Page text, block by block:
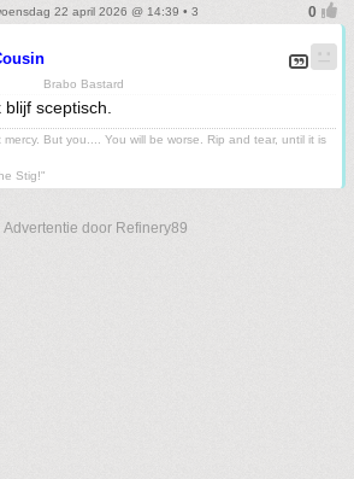
22 april 2026 @ 14:39 • 3
Brabo Bastard
blijf sceptisch.
But you.... You will be worse. Rip and tear, until it is
Stig!"
door Refinery89